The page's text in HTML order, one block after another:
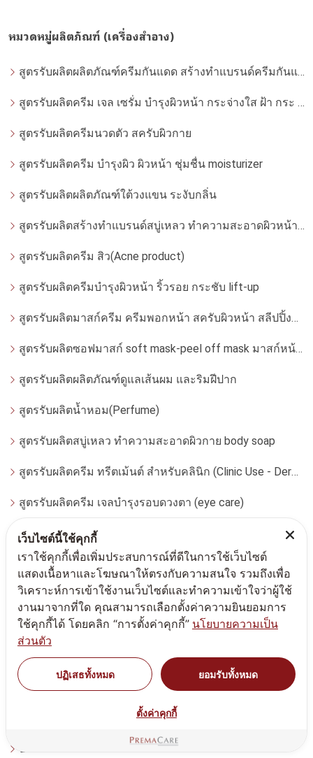
หมวดหมู่ผลิตภัณฑ์ (เครื่องสำอาง)
สูตรรับผลิตผลิตภัณฑ์ครีมกันแดด สร้างทำแบรนด์ครีมกันแดด โดยโรงงานผลิตที่ได้มาตรฐาน
สูตรรับผลิตครีม เจล เซรั่ม บำรุงผิวหน้า กระจ่างใส ฝ้า กระ จุดด่างดำ whitening
สูตรรับผลิตครีมนวดตัว สครับผิวกาย
สูตรรับผลิตครีม บำรุงผิว ผิวหน้า ชุ่มชื่น moisturizer
สูตรรับผลิตผลิตภัณฑ์ใต้วงแขน ระงับกลิ่น
สูตรรับผลิตสร้างทำแบรนด์สบู่เหลว ทำความสะอาดผิวหน้า โฟมล้างหน้า
สูตรรับผลิตครีม สิว(Acne product)
สูตรรับผลิตครีมบำรุงผิวหน้า ริ้วรอย กระชับ lift-up
สูตรรับผลิตมาสก์ครีม ครีมพอกหน้า สครับผิวหน้า สลีปปิ้งมาสก์
สูตรรับผลิตซอฟมาสก์ soft mask-peel off mask มาสก์หน้ากากอ่อน
สูตรรับผลิตผลิตภัณฑ์ดูแลเส้นผม และริมฝีปาก
สูตรรับผลิตน้ำหอม(Perfume)
สูตรรับผลิตสบู่เหลว ทำความสะอาดผิวกาย body soap
สูตรรับผลิตครีม ทรีตเม้นต์ สำหรับคลินิก (Clinic Use - Dermatologist)
สูตรรับผลิตครีม เจลบำรุงรอบดวงตา (eye care)
ลิป
สูตรรับผลิตครีม สำหรับผู้ชาย (For men)
สูตรรับผลิตครีม ผลิตภัณฑ์สปา (SPA product)
สูตรรับผลิตผลิตภัณฑ์สำหรับผู้หญิง(Feminine Product)
บลัชออน
เว็บไซต์นี้ใช้คุกกี้
เราใช้คุกกี้เพื่อเพิ่มประสบการณ์ที่ดีในการใช้เว็บไซต์
แสดงเนื้อหาและโฆษณาให้ตรงกับความสนใจ รวมถึงเพื่อ
วิเคราะห์การเข้าใช้งานเว็บไซต์และทำความเข้าใจว่าผู้ใช้
งานมาจากที่ใด คุณสามารถเลือกตั้งค่าความยินยอมการ
ใช้คุกกี้ได้ โดยคลิก “การตั้งค่าคุกกี้” นโยบายความเป็น
ส่วนตัว
ปฏิเสธทั้งหมด ยอมรับทั้งหมด
ตั้งค่าคุกกี้